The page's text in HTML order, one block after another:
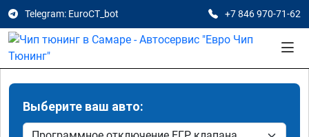
Telegram: EuroCT_bot +7 846 970-71-62
Выберите ваш авто: